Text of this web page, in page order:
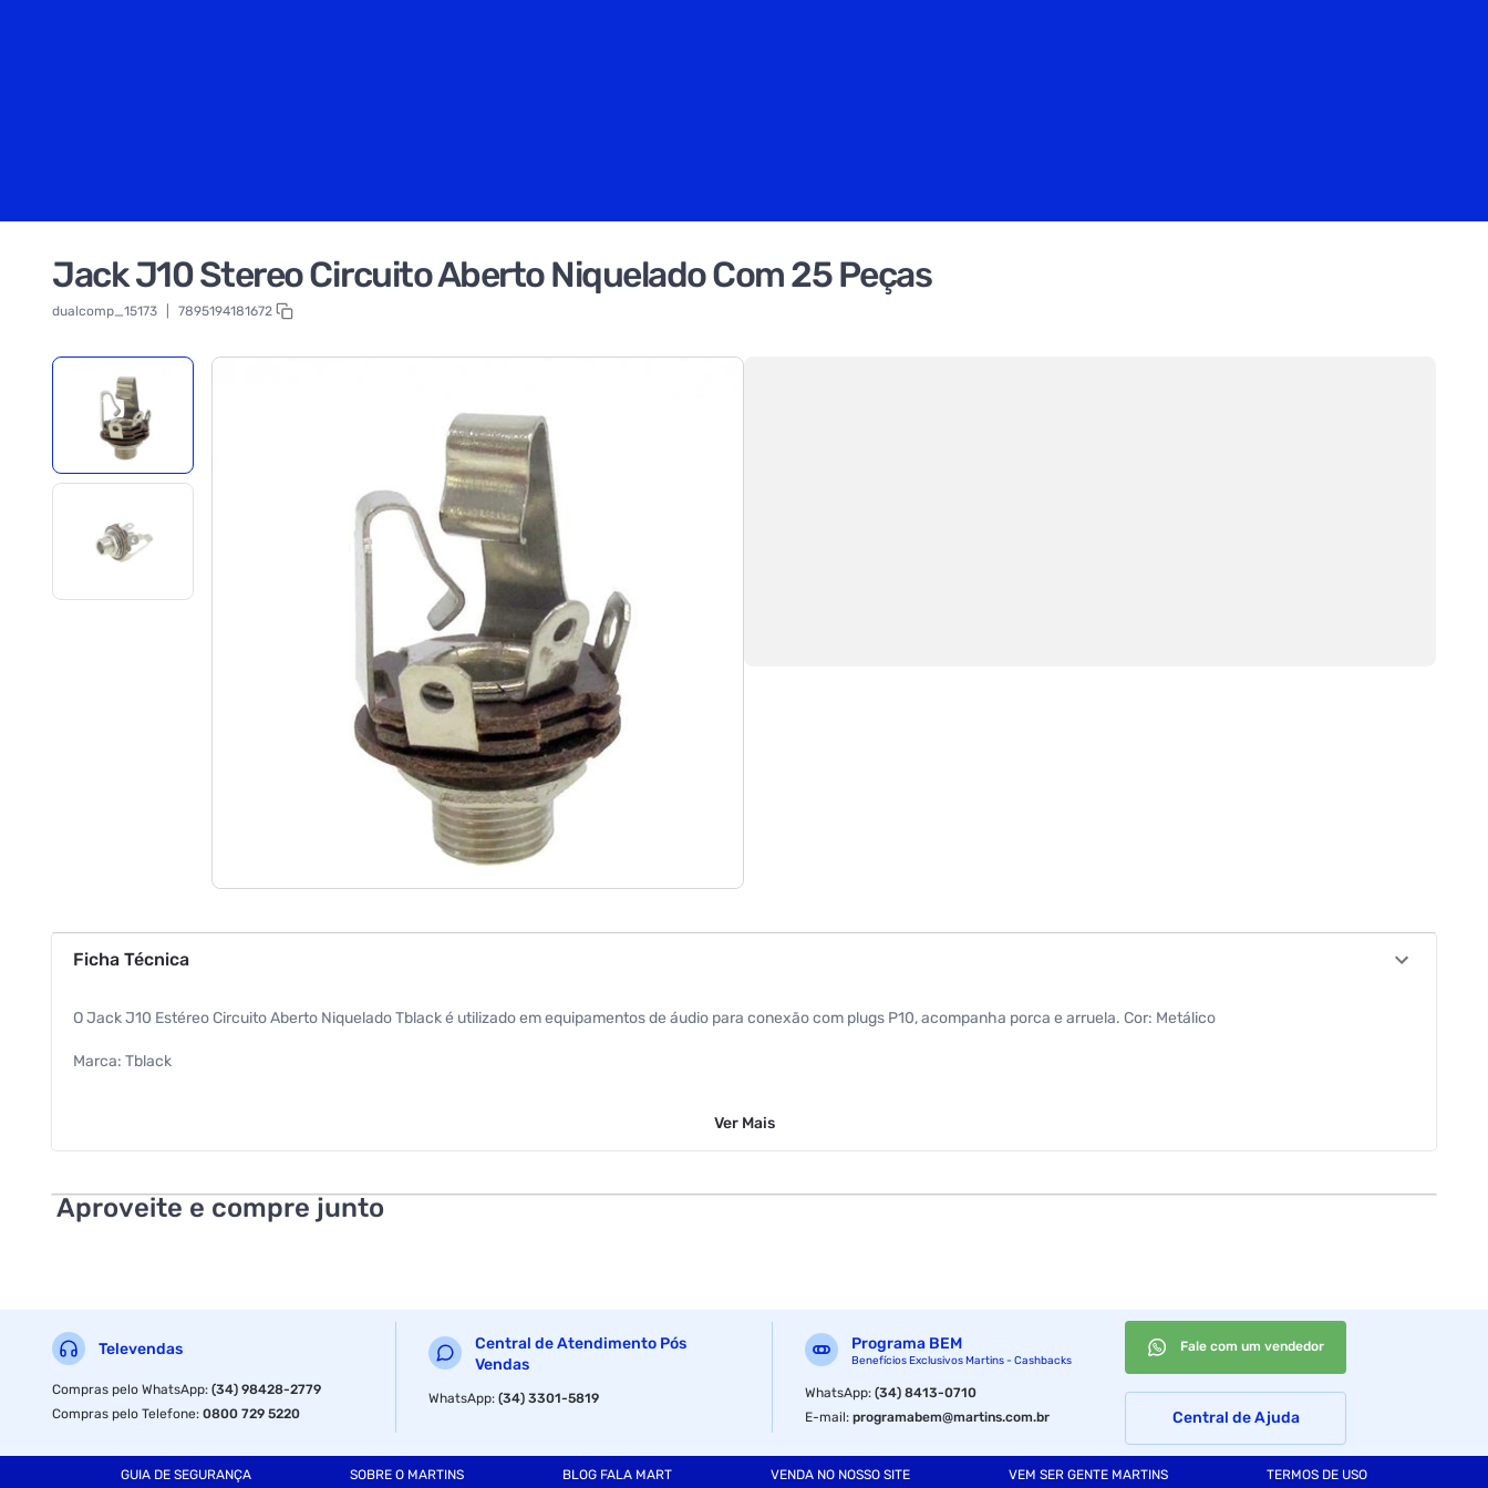
Jack J10 Stereo Circuito Aberto Niquelado Com 25 Peças
dualcomp_15173 7895194181672
Ficha Técnica
O Jack J10 Estéreo Circuito Aberto Niquelado Tblack é utilizado em equipamentos de áudio para conexão com plugs P10, acompanha porca e arruela. Cor: Metálico
Marca: Tblack
Largura: 2 centímetros
Ver Mais
Aproveite e compre junto
Televendas
Compras pelo WhatsApp:(34) 98428-2779
Compras pelo Telefone:0800 729 5220
Central de Atendimento Pós
Vendas
WhatsApp:(34) 3301-5819
Programa BEM
Benefícios Exclusivos Martins - Cashbacks
WhatsApp:(34) 8413-0710
E-mail:programabem@martins.com.br
Fale com um vendedor
Central de Ajuda
GUIA DE SEGURANÇA SOBRE O MARTINS BLOG FALA MART VENDA NO NOSSO SITE VEM SER GENTE MARTINS TERMOS DE USO